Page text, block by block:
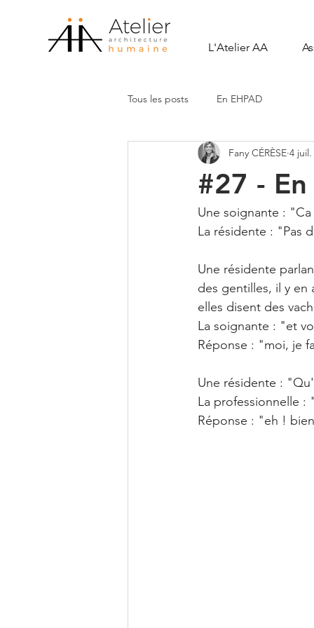
L'Atelier AA
Tous les posts En EHPAD
#27 - En
Fany CÉRÈSE 4 juil.
Une soignante :
La résidente : "Pas
Une résidente
des gentilles, il y en
elles disent des
La soignante : "et
Réponse : "moi, je
Une résidente :
La professionnelle :
Réponse : "eh !